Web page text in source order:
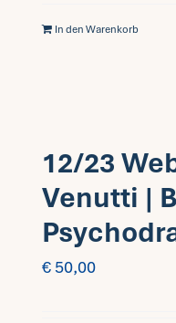
In den Warenkorb
12/23
Venutti |
€ 50,00